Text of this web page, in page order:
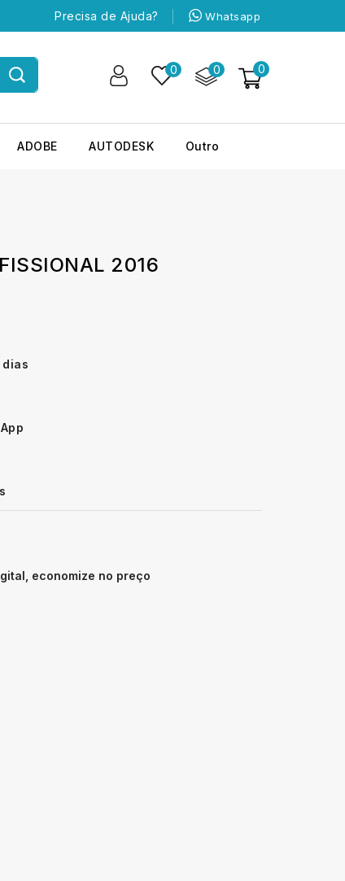
Whatsapp
Precisa de Ajuda?
0
0
0
ADOBE AUTODESK Outro
2016
economize no preço